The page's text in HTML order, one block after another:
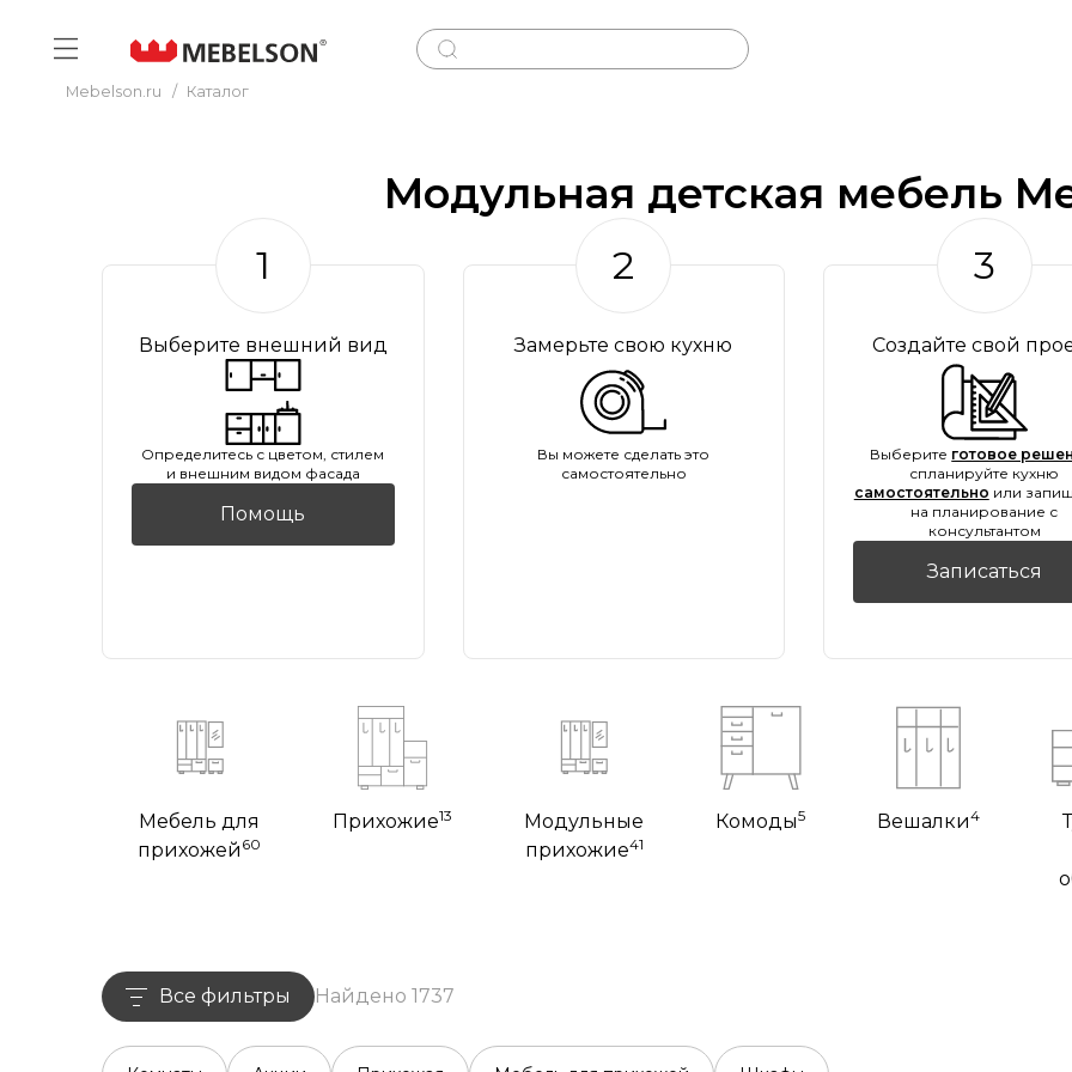
Mebelson.ru / Каталог
Модульная детская мебель
1
Выберите внешний вид
Oпределитесь с цветом, стилем
и внешним видом фасада
Помощь
2
Замерьте свою кухню
Вы можете сделать это
самостоятельно
3
Создайте свой
Выберите готовое
спланируйте кухню
самостоятельно или
на планирование с
консультантом
Записаться
Мебель для
прихожей 60
Прихожие13
Модульные
прихожие41
Комоды5 Вешалки4
Все фильтры Найдено 1737